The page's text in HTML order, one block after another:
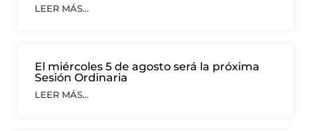
LEER MÁS...
El miércoles 5 de agosto será la próxima
Sesión Ordinaria
LEER MÁS...